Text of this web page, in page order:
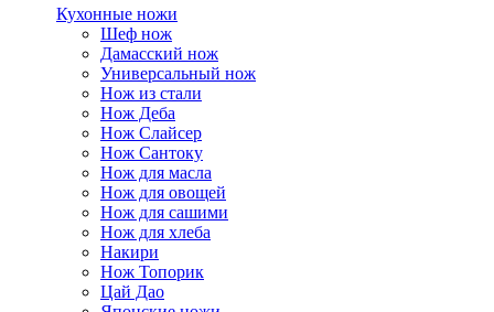
Кухонные ножи
Шеф нож
Дамасский нож
Универсальный нож
Нож из стали
Нож Деба
Нож Слайсер
Нож Сантоку
Нож для масла
Нож для овощей
Нож для сашими
Нож для хлеба
Накири
Нож Топорик
Цай Дао